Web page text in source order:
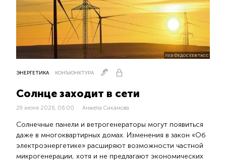
ЛЕВ ФЕДОСЕЕВ:ТАСС
ЭНЕРГЕТИКА КОНЪЮНКТУРА
Солнце заходит в сети
29 июня 2026, 06:00 Анжела Сикамова
Солнечные панели и ветрогенераторы могут появиться
даже в многоквартирных домах. Изменения в закон «Об
электроэнергетике» расширяют возможности частной
микрогенерации, хотя и не предлагают экономических